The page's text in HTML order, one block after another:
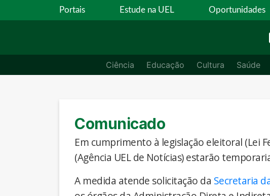
Portais Estude na UEL Oportunidades
Ciência Educação Cultura Saúde
Comunicado
Em cumprimento à legislação eleitoral (Lei
(Agência UEL de Notícias) estarão
A medida atende solicitação da Secretaria